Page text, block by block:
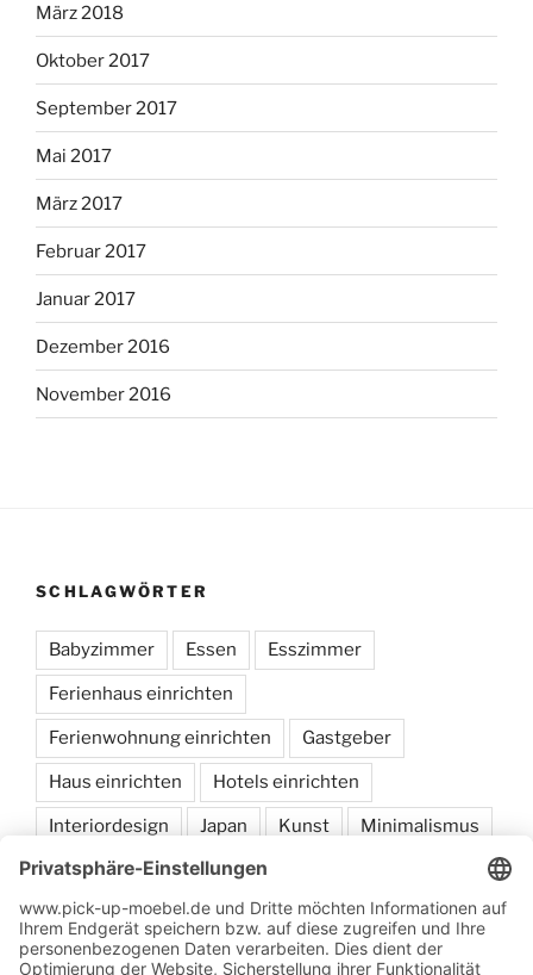
März 2018
Oktober 2017
September 2017
Mai 2017
März 2017
Februar 2017
Januar 2017
Dezember 2016
November 2016
SCHLAGWÖRTER
Babyzimmer Essen Esszimmer
Ferienhaus einrichten
Ferienwohnung einrichten Gastgeber
Haus einrichten Hotels einrichten
Interiordesign Japan Kunst Minimalismus
Möbel sammeln Schlafen
Zum Onlineshop